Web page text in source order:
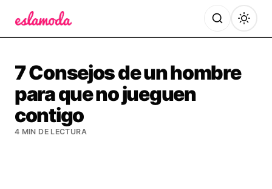
7 Consejos de un hombre
para que no jueguen
contigo
4 MIN DE LECTURA